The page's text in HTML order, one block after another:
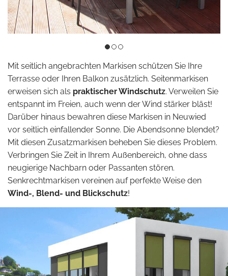
Mit seitlich angebrachten Markisen schützen Sie Ihre
Terrasse oder Ihren Balkon zusätzlich. Seitenmarkisen
erweisen sich als praktischer Windschutz. Verweilen Sie
entspannt im Freien, auch wenn der Wind stärker bläst!
Darüber hinaus bewahren diese Markisen in Neuwied
vor seitlich einfallender Sonne. Die Abendsonne blendet?
Mit diesen Zusatzmarkisen beheben Sie dieses Problem.
Verbringen Sie Zeit in Ihrem Außenbereich, ohne dass
neugierige Nachbarn oder Passanten stören.
Senkrechtmarkisen vereinen auf perfekte Weise den
Wind-, Blend- und Blickschutz!